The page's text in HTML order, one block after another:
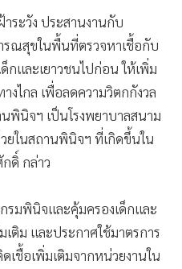
ระวัง ประสานงานกับ
รณสุขในพื้นที่ตรวจหาเชื้อกับ
กและเยาวชนไปก่อน ให้เพิ่ม
งไกล เพื่อลดความวิตกกังวล
พินิจฯ เป็นโรงพยาบาลสนาม
ยในสถานพินิจฯ ที่เกิดขึ้นใน
ดิ์ กล่าว
รมพินิจและคุ้มครองเด็กและ
เติม และประกาศใช้มาตรการ
เชื้อเพิ่มเติมจากหน่วยงานใน